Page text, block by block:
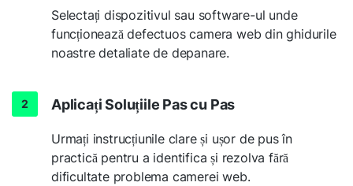
Selectați dispozitivul sau software-ul unde
funcționează defectuos camera web din ghidurile
noastre detaliate de depanare.
Aplicați Soluțiile Pas cu Pas
Urmați instrucțiunile clare și ușor de pus în
practică pentru a identifica și rezolva fără
dificultate problema camerei web.